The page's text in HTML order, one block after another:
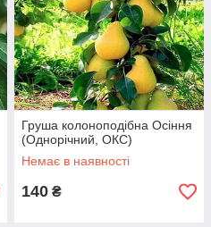
Груша колоноподібна Осіння
(Однорічний, ОКС)
Немає в наявності
140 ₴